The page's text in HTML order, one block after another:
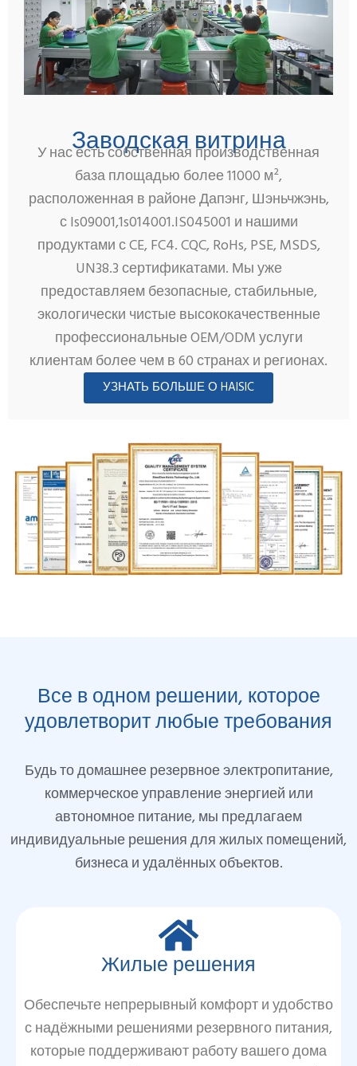
Заводская витрина
У нас есть собственная производственная
база площадью более 11000 м²,
расположенная в районе Дапэнг, Шэньчжэнь,
с ls09001,1s014001.IS045001 и нашими
продуктами с CE, FC4. CQC, RoHs, PSE, MSDS,
UN38.3 сертификатами. Мы уже
предоставляем безопасные, стабильные,
экологически чистые высококачественные
профессиональные OEM/ODM услуги
клиентам более чем в 60 странах и регионах.
УЗНАТЬ БОЛЬШЕ О HAISIC
Все в одном решении, которое
удовлетворит любые требования
Будь то домашнее резервное электропитание,
коммерческое управление энергией или
автономное питание, мы предлагаем
индивидуальные решения для жилых помещений,
бизнеса и удалённых объектов.
Жилые решения
Обеспечьте непрерывный комфорт и удобство
с надёжными решениями резервного питания,
которые поддерживают работу вашего дома